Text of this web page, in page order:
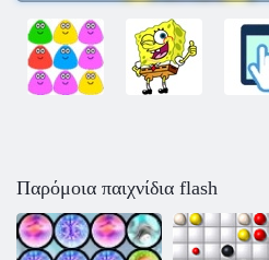
Παρόμοια παιχνίδια flash